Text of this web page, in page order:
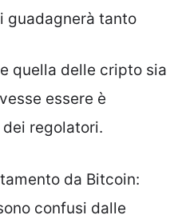
guadagnerà tanto
quella delle cripto sia
essere è
regolatori.
da Bitcoin:
confusi dalle